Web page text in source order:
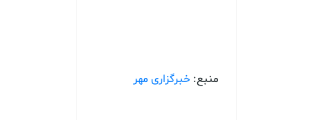
منبع: خبرگزاری مهر